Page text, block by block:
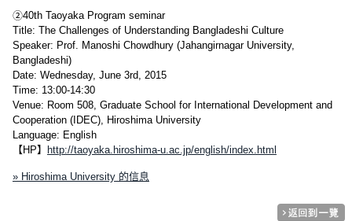
②40th Taoyaka Program seminar
Title: The Challenges of Understanding Bangladeshi Culture
Speaker: Prof. Manoshi Chowdhury (Jahangirnagar University,
Bangladeshi)
Date: Wednesday, June 3rd, 2015
Time: 13:00-14:30
Venue: Room 508, Graduate School for International Development and
Cooperation (IDEC), Hiroshima University
Language: English
【HP】
http://taoyaka.hiroshima-u.ac.jp/english/index.html
» Hiroshima University 的信息